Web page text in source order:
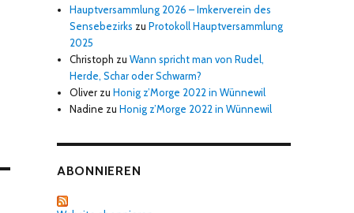
Hauptversammlung 2026 – Imkerverein des
Sensebezirks zuProtokoll Hauptversammlung
2025
Christoph zuWann spricht man von Rudel,
Herde, Schar oder Schwarm?
Oliver zuHonig z’Morge 2022 in Wünnewil
Nadine zuHonig z’Morge 2022 in Wünnewil
ABONNIEREN